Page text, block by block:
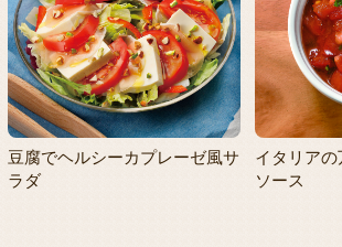
豆腐でヘルシーカプレーゼ風サ
ラダ
イタリア
ソース